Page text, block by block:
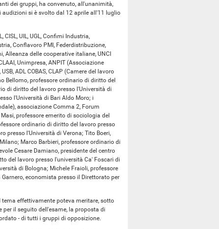
dei gruppi, ha convenuto, all'unanimità,
si è svolto dal 12 aprile all'11 luglio
UIL, UGL, Confimi Industria,
Conflavoro PMI, Federdistribuzione,
Alleanza delle cooperative italiane, UNCI
Unimpresa, ANPIT (Associazione
ADL COBAS, CLAP (Camere del lavoro
Bellomo, professore ordinario di diritto del
di diritto del lavoro presso l'Università di
l'Università di Bari Aldo Moro; i
associazione Comma 2, Forum
professore emerito di sociologia del
ordinario di diritto del lavoro presso
presso l'Università di Verona; Tito Boeri,
Marco Barbieri, professore ordinario di
Cesare Damiano, presidente del centro
del lavoro presso l'università Ca' Foscari di
di Bologna; Michele Fraioli, professore
economista presso il Direttorato per
effettivamente poteva meritare, sotto
il seguito dell'esame, la proposta di
- di tutti i gruppi di opposizione.